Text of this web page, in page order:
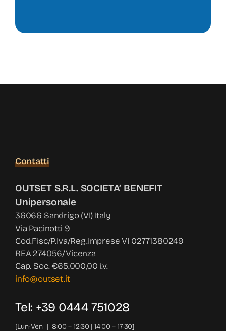
Contatti
OUTSET S.R.L. SOCIETA’ BENEFIT
Unipersonale
36066 Sandrigo (VI) Italy
Via Pacinotti 9
Cod.Fisc/P.Iva/Reg.Imprese VI 02771380249
REA 274056/Vicenza
Cap. Soc. €65.000,00 i.v.
info@outset.it
Tel: +39 0444 751028
[Lun-Ven | 8:00 – 12:30 | 14:00 – 17:30]